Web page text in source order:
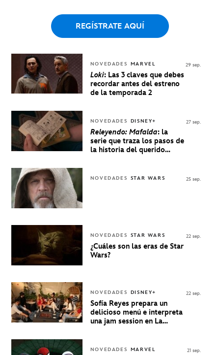
REGÍSTRATE AQUÍ
NOVEDADES MARVEL
Loki: Las 3 claves que debes
recordar antes del estreno
de la temporada 2
29 sep.
NOVEDADES DISNEY+
Releyendo: Mafalda: la
serie que traza los pasos de
la historia del querido
27 sep.
NOVEDADES STAR WARS 25 sep.
NOVEDADES STAR WARS
¿Cuáles son las eras de Star
Wars?
22 sep.
NOVEDADES DISNEY+
Sofía Reyes prepara un
delicioso menú e interpreta
una jam session en La
22 sep.
NOVEDADES MARVEL 21 sep.